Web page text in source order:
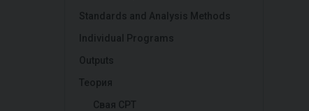
Standards and Analysis Methods
Individual Programs
Outputs
Теория
Свая CPT